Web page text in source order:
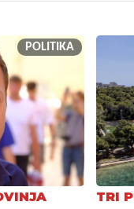
POLITIKA
TRI